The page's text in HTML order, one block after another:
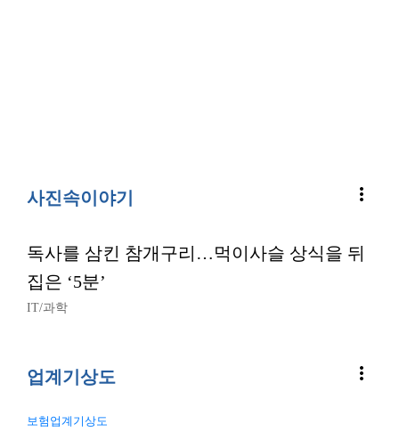
사진속이야기 more_vert
독사를 삼킨 참개구리…먹이사슬 상식을 뒤
집은 ‘5분’
IT/과학
업계기상도 more_vert
보험업계기상도